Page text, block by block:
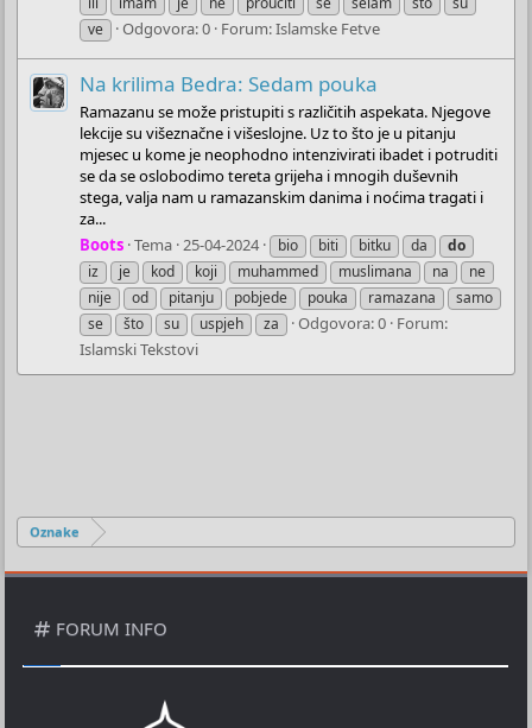
ve
Odgovora: 0 Forum:Islamske Fetve
Na krilima Bedra: Sedam pouka
Ramazanu se može pristupiti s različitih aspekata. Njegove
lekcije su višeznačne i višeslojne. Uz to što je u pitanju
mjesec u kome je neophodno intenzivirati ibadet i potruditi
se da se oslobodimo tereta grijeha i mnogih duševnih
stega, valja nam u ramazanskim danima i noćima tragati i
za...
Boots Tema 25-04-2024 bio biti bitku da
do
iz
je kod koji muhammed muslimana na
ne
nije
od pitanju pobjede pouka ramazana
samo
se
što su uspjeh za Odgovora: 0 Forum:
Islamski Tekstovi
Oznake
FORUM INFO